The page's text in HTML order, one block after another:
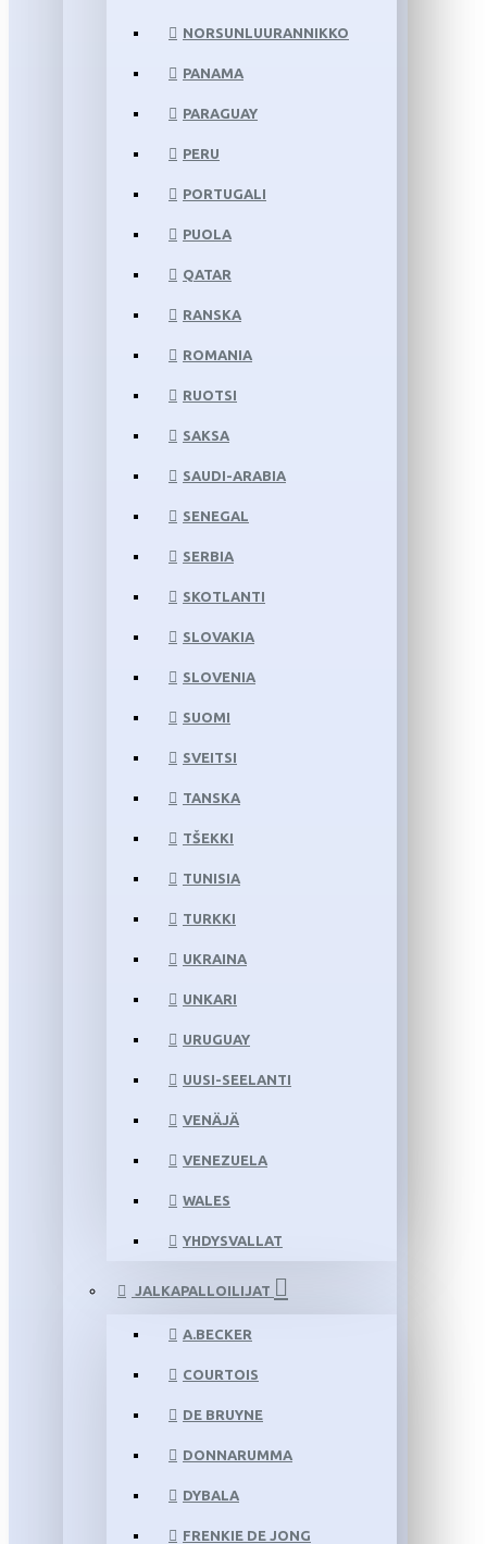
NORSUNLUURANNIKKO
PANAMA
PARAGUAY
PERU
PORTUGALI
PUOLA
QATAR
RANSKA
ROMANIA
RUOTSI
SAKSA
SAUDI-ARABIA
SENEGAL
SERBIA
SKOTLANTI
SLOVAKIA
SLOVENIA
SUOMI
SVEITSI
TANSKA
TŠEKKI
TUNISIA
TURKKI
UKRAINA
UNKARI
URUGUAY
UUSI-SEELANTI
VENÄJÄ
VENEZUELA
WALES
YHDYSVALLAT
JALKAPALLOILIJAT
A.BECKER
COURTOIS
DE BRUYNE
DONNARUMMA
DYBALA
FRENKIE DE JONG